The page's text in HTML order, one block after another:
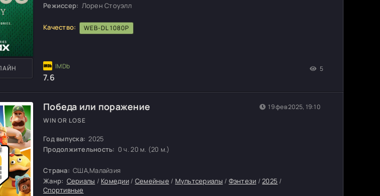
Режиссер: Лорен Стоуэлл
Качество: WEB-DL 1080P
7.6
5
Победа или поражение
WIN OR LOSE
Год выпуска: 2025
Продолжительность: 0 ч. 20 м. (20 м.)
Страна: США,Малайзия
Жанр: Сериалы / Комедии / Семейные / Мультсериалы / Фэнтези /2025 /
Спортивные
19 фев 2025, 19:10